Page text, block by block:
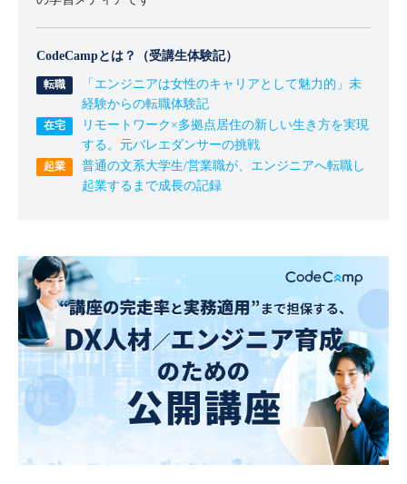
CodeCampとは？（受講生体験記）
「エンジニアは女性のキャリアとして魅力的」未
経験からの転職体験記
リモートワーク×多拠点居住の新しい生き方を実現
する。元バレエダンサーの挑戦
普通の文系大学生/営業職が、エンジニアへ転職し
起業するまで成長の記録